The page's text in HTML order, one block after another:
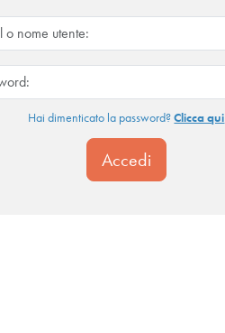
Hai dimenticato la password?Clicca qui